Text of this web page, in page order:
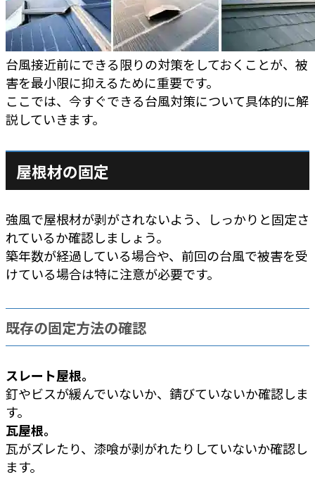
台風接近前にできる限りの対策をしておくことが、被
害を最小限に抑えるために重要です。
ここでは、今すぐできる台風対策について具体的に解
説していきます。
屋根材の固定
強風で屋根材が剥がされないよう、しっかりと固定さ
れているか確認しましょう。
築年数が経過している場合や、前回の台風で被害を受
けている場合は特に注意が必要です。
既存の固定方法の確認
スレート屋根。
釘やビスが緩んでいないか、錆びていないか確認しま
す。
瓦屋根。
瓦がズレたり、漆喰が剥がれたりしていないか確認し
ます。